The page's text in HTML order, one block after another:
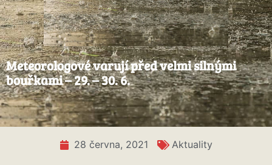
Meteorologové varují před velmi silnými
bouřkami – 29. – 30. 6.
28 června, 2021 Aktuality